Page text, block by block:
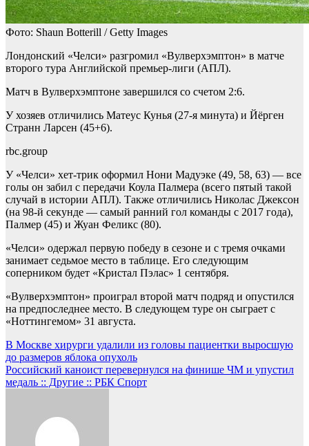
Фото: Shaun Botterill / Getty Images
Лондонский «Челси» разгромил «Вулверхэмптон» в матче
второго тура Английской премьер-лиги (АПЛ).
Матч в Вулверхэмптоне завершился со счетом 2:6.
У хозяев отличились Матеус Кунья (27-я минута) и Йёрген
Странн Ларсен (45+6).
rbc.group
У «Челси» хет-трик оформил Нони Мадуэке (49, 58, 63) — все
голы он забил с передачи Коула Палмера (всего пятый такой
случай в истории АПЛ). Также отличились Николас Джексон
(на 98-й секунде — самый ранний гол команды с 2017 года),
Палмер (45) и Жуан Феликс (80).
«Челси» одержал первую победу в сезоне и с тремя очками
занимает седьмое место в таблице. Его следующим
соперником будет «Кристал Пэлас» 1 сентября.
«Вулверхэмптон» проиграл второй матч подряд и опустился
на предпоследнее место. В следующем туре он сыграет с
«Ноттингемом» 31 августа.
Навигация
по
записям
В Москве хирурги удалили из головы пациентки выросшую
до размеров яблока опухоль
Российский каноист перевернулся на финише ЧМ и упустил
медаль :: Другие :: РБК Спорт